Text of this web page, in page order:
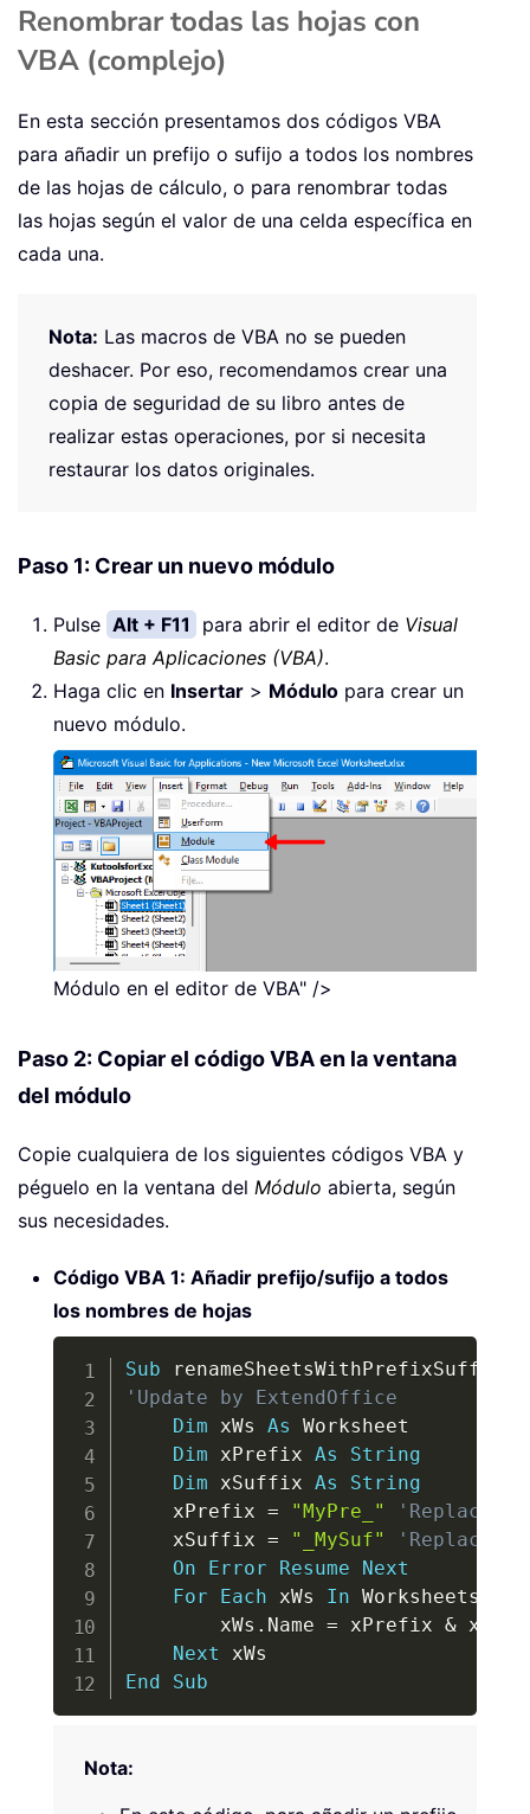
Renombrar todas las hojas con
VBA (complejo)
En esta sección presentamos dos códigos VBA
para añadir un prefijo o sufijo a todos los nombres
de las hojas de cálculo, o para renombrar todas
las hojas según el valor de una celda específica en
cada una.
Nota: Las macros de VBA no se pueden
deshacer. Por eso, recomendamos crear una
copia de seguridad de su libro antes de
realizar estas operaciones, por si necesita
restaurar los datos originales.
Paso 1: Crear un nuevo módulo
Pulse Alt + F11 para abrir el editor de Visual
Basic para Aplicaciones (VBA).
Haga clic en Insertar > Módulo para crear un
nuevo módulo.
Módulo en el editor de VBA" />
Paso 2: Copiar el código VBA en la ventana
del módulo
Copie cualquiera de los siguientes códigos VBA y
péguelo en la ventana del Módulo abierta, según
sus necesidades.
Código VBA 1: Añadir prefijo/sufijo a todos
los nombres de hojas
Sub renameSheetsWithPrefixSuffix
'Update by ExtendOffice
Dim xWs As Worksheet
Dim xPrefix As
String
Dim xSuffix As
String
    xPrefix
= "MyPre_"
'Replace
    xSuffix
= "_MySuf"
'Replace
On
Error Resume
Next
For
Each xWs In Worksheets
        xWs
. Name = xPrefix & xWs
Next
End
Sub
Copy
Nota: